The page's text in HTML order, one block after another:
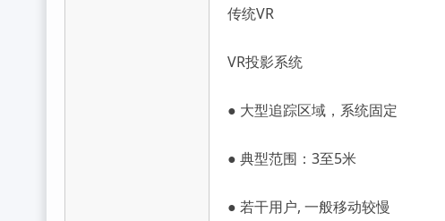
传统VR
VR投影系统
● 大型追踪区域，系统固定
● 典型范围：3至5米
● 若干用户, 一般移动较慢